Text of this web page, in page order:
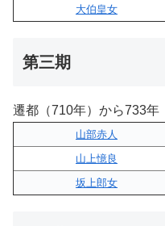
大伯皇女
第三期
遷都（710年）から733年
山部赤人
山上憶良
坂上郎女